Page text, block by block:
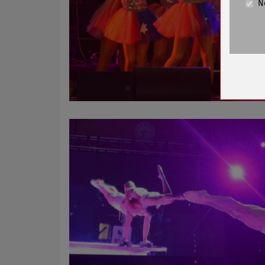
Cookie
Anbieter
Zweck
Cookie
Cookie